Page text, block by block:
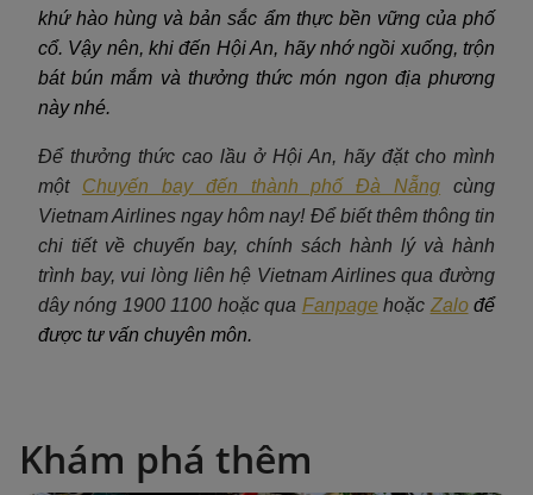
khứ hào hùng và bản sắc ẩm thực bền vững của phố
cổ. Vậy nên, khi đến Hội An, hãy nhớ ngồi xuống, trộn
bát bún mắm và thưởng thức món ngon địa phương
này nhé.
Để thưởng thức cao lầu ở Hội An, hãy đặt cho mình
một Chuyến bay đến thành phố Đà Nẵng cùng
Vietnam Airlines ngay hôm nay! Để biết thêm thông tin
chi tiết về chuyến bay, chính sách hành lý và hành
trình bay, vui lòng liên hệ Vietnam Airlines qua đường
dây nóng 1900 1100 hoặc qua Fanpagehoặc Zalo để
được tư vấn chuyên môn.
Khám phá thêm